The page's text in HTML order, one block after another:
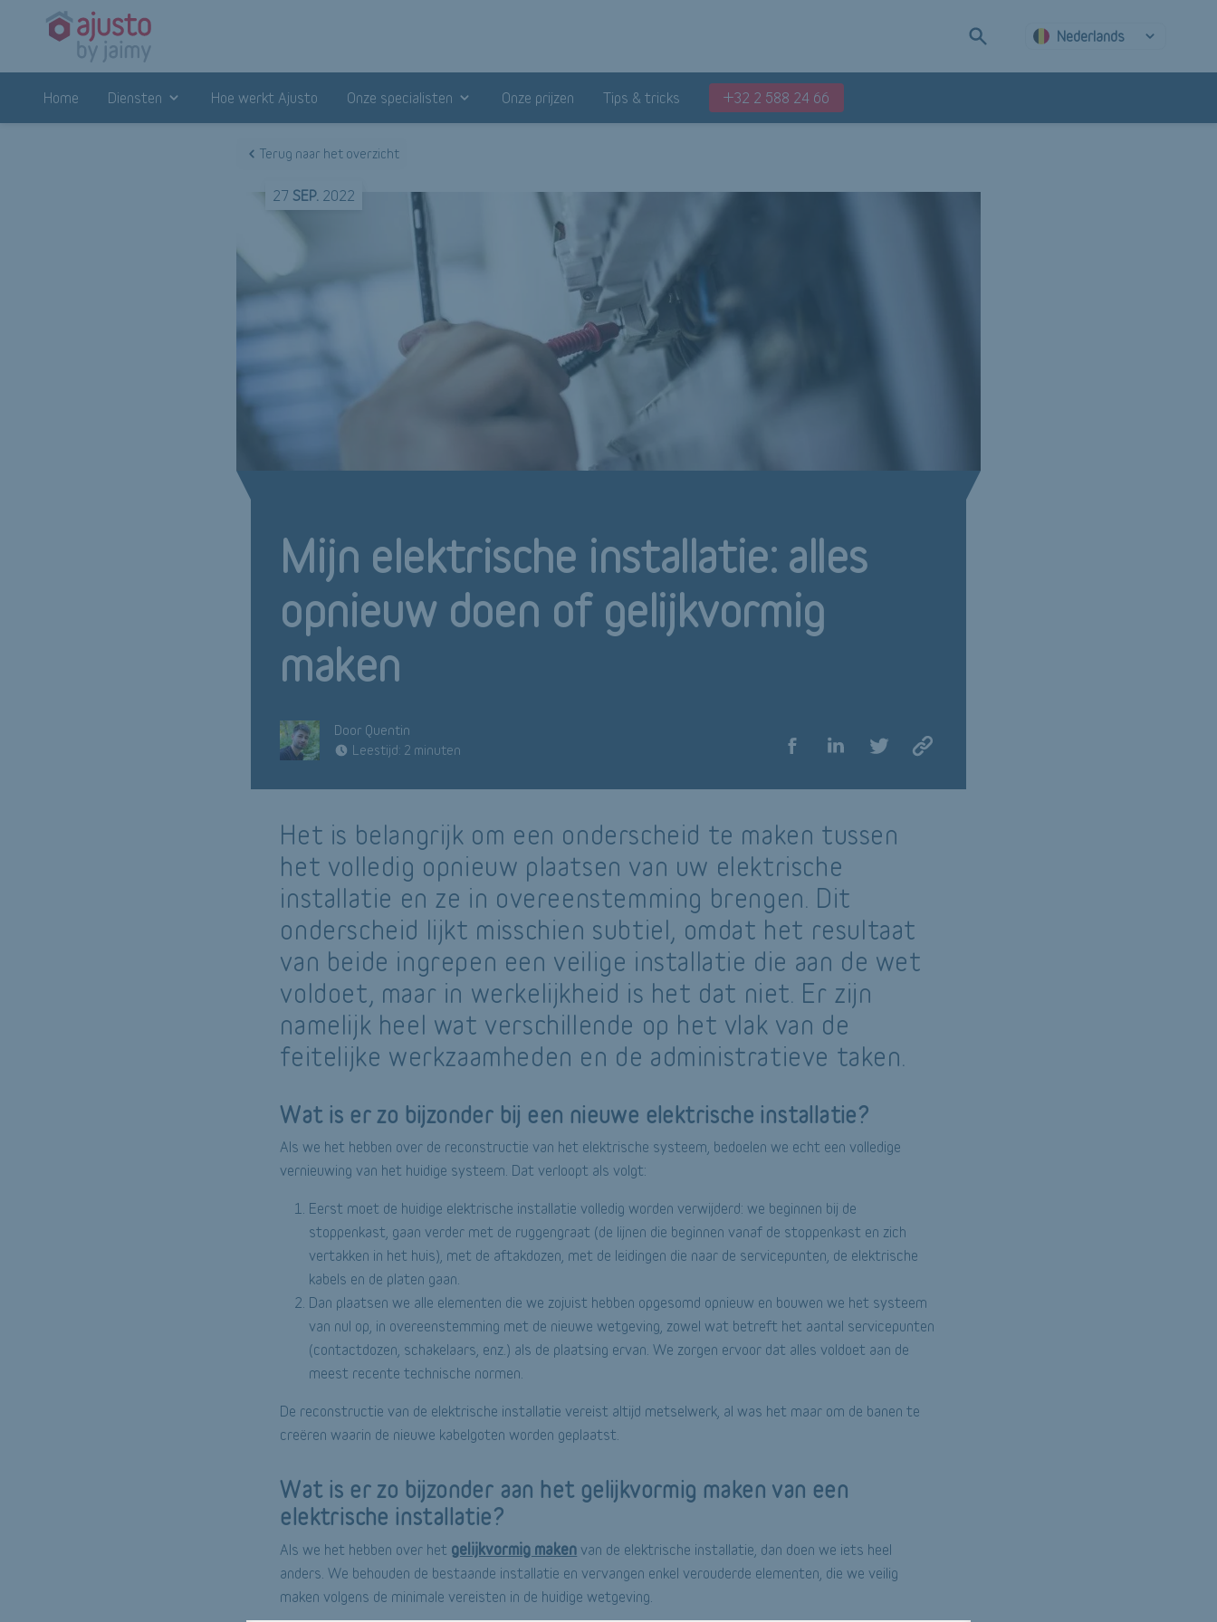
Nederlands
Home Diensten Hoe werkt Ajusto Onze specialisten Onze prijzen Tips & tricks +32 2 588 24 66
Terug naar het overzicht
27 SEP. 2022
Mijn elektrische installatie: alles
opnieuw doen of gelijkvormig
maken
Door Quentin
Leestijd: 2 minuten
Het is belangrijk om een onderscheid te maken tussen
het volledig opnieuw plaatsen van uw elektrische
installatie en ze in overeenstemming brengen. Dit
onderscheid lijkt misschien subtiel, omdat het resultaat
van beide ingrepen een veilige installatie die aan de wet
voldoet, maar in werkelijkheid is het dat niet. Er zijn
namelijk heel wat verschillende op het vlak van de
feitelijke werkzaamheden en de administratieve taken.
Wat is er zo bijzonder bij een nieuwe elektrische installatie?
Als we het hebben over de reconstructie van het elektrische systeem, bedoelen we echt een volledige
vernieuwing van het huidige systeem. Dat verloopt als volgt:
Eerst moet de huidige elektrische installatie volledig worden verwijderd: we beginnen bij de
stoppenkast, gaan verder met de ruggengraat (de lijnen die beginnen vanaf de stoppenkast en zich
vertakken in het huis), met de aftakdozen, met de leidingen die naar de servicepunten, de elektrische
kabels en de platen gaan.
Dan plaatsen we alle elementen die we zojuist hebben opgesomd opnieuw en bouwen we het systeem
van nul op, in overeenstemming met de nieuwe wetgeving, zowel wat betreft het aantal servicepunten
(contactdozen, schakelaars, enz.) als de plaatsing ervan. We zorgen ervoor dat alles voldoet aan de
meest recente technische normen.
De reconstructie van de elektrische installatie vereist altijd metselwerk, al was het maar om de banen te
creëren waarin de nieuwe kabelgoten worden geplaatst.
Wat is er zo bijzonder aan het gelijkvormig maken van een
elektrische installatie?
Als we het hebben over het gelijkvormig maken van de elektrische installatie, dan doen we iets heel
anders. We behouden de bestaande installatie en vervangen enkel verouderde elementen, die we veilig
maken volgens de minimale vereisten in de huidige wetgeving.